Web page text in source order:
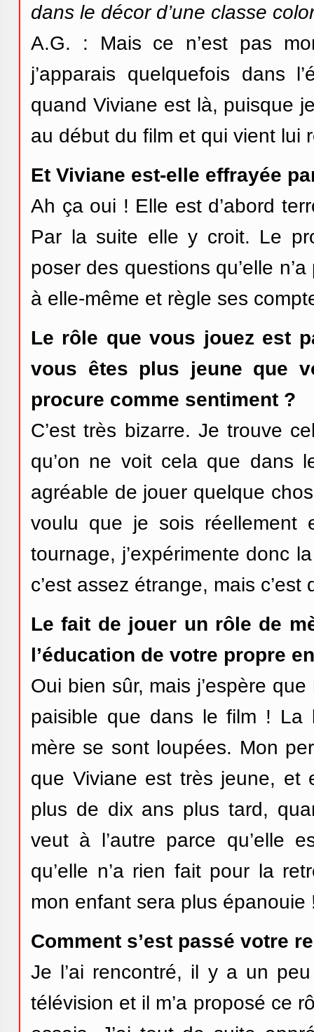
dans le décor d’une classe
A.G. : Mais ce n’est pas
j’apparais quelquefois dans
quand Viviane est là, puisque
au début du film et qui vient lui
Et Viviane est-elle effrayée
Ah ça oui ! Elle est d’abord
Par la suite elle y croit. Le
poser des questions qu’elle
à elle-même et règle ses
Le rôle que vous jouez est
vous êtes plus jeune que
procure comme sentiment ?
C’est très bizarre. Je trouve
qu’on ne voit cela que dans
agréable de jouer quelque
voulu que je sois réellement
tournage, j’expérimente donc
c’est assez étrange, mais c’est
Le fait de jouer un rôle de
l’éducation de votre propre
Oui bien sûr, mais j’espère
paisible que dans le film ! La
mère se sont loupées. Mon
que Viviane est très jeune, et
plus de dix ans plus tard,
veut à l’autre parce qu’elle
qu’elle n’a rien fait pour la
mon enfant sera plus épanouie
Comment s’est passé votre
Je l’ai rencontré, il y a un
télévision et il m’a proposé ce